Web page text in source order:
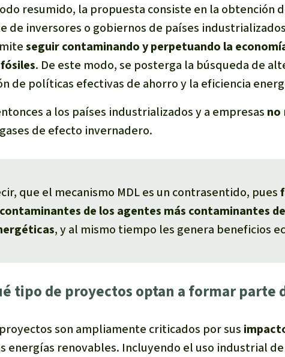
resumido, la propuesta consiste en la obtención
de inversores o gobiernos de países
seguir contaminando y perpetuando la
. De este modo, se posterga la búsqueda de
de políticas efectivas de ahorro y la eficiencia
a los países industrializados y a empresas no
de efecto invernadero.
que el mecanismo MDL es un contrasentido, pues
de los agentes más contaminantes
, y al mismo tiempo les genera beneficios
tipo de proyectos optan a formar parte
son ampliamente criticados por sus
energías renovables. Incluyendo el uso industrial de